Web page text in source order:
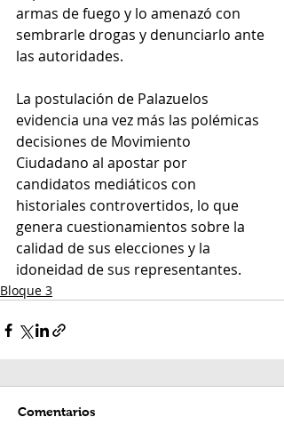
armas de fuego y lo amenazó con
sembrarle drogas y denunciarlo ante
las autoridades.
La postulación de Palazuelos
evidencia una vez más las polémicas
decisiones de Movimiento
Ciudadano al apostar por
candidatos mediáticos con
historiales controvertidos, lo que
genera cuestionamientos sobre la
calidad de sus elecciones y la
idoneidad de sus representantes.
Bloque 3
Comentarios